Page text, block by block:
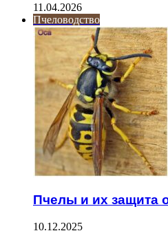
11.04.2026
Пчеловодство
Пчелы и их защита
10.12.2025